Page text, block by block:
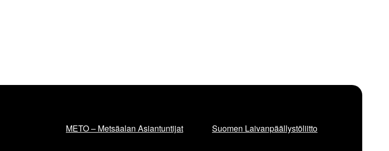
METO – Metsäalan Asiantuntijat Suomen Laivanpäällystöliitto